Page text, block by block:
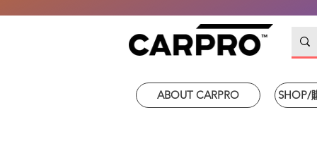
ABOUT CARPRO SHOP/